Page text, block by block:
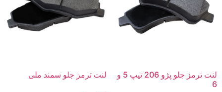
لنت ترمز جلو پژو 206 تیپ 5 و
6
لنت ترمز جلو سمند ملی